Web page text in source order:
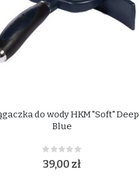
do wody HKM "Soft" Deep
Blue
Rating:
0%
39,00 zł